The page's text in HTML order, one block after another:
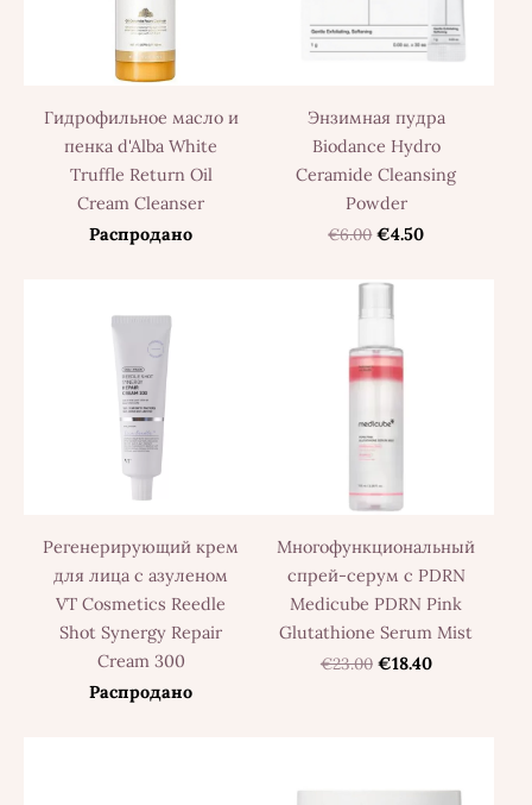
Гидрофильное масло и
пенка d'Alba White
Truffle Return Oil
Cream Cleanser
Распродано
Энзимная пудра
Biodance Hydro
Ceramide Cleansing
Powder
€6.00 €4.50
Регенерирующий крем
для лица с азуленом
VT Cosmetics Reedle
Shot Synergy Repair
Cream 300
Распродано
Многофункциональный
спрей-серум с PDRN
Medicube PDRN Pink
Glutathione Serum Mist
€23.00 €18.40